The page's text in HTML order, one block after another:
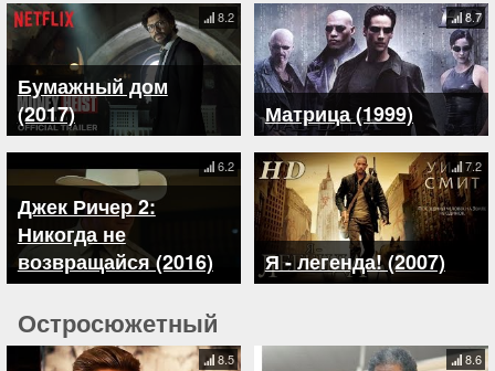
Бумажный дом
(2017)
8.2
Матрица (1999)
8.7
Джек Ричер 2:
Никогда не
возвращайся (2016)
6.2
Я - легенда! (2007)
7.2
Остросюжетный
8.5 8.6